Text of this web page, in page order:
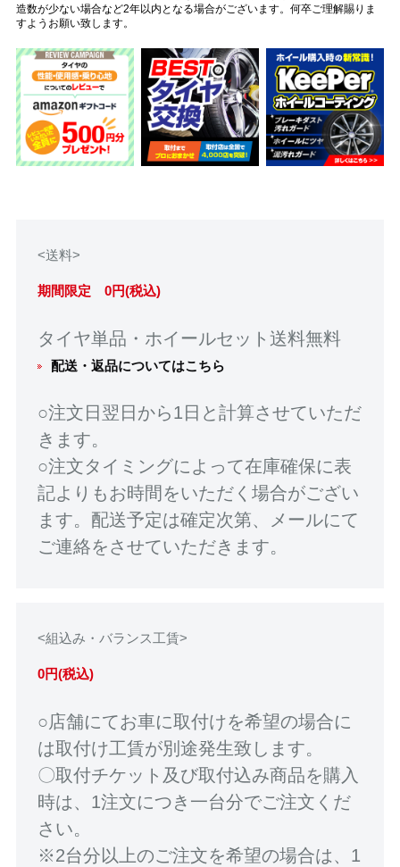
造数が少ない場合など2年以内となる場合がございます。何卒ご理解賜りま
すようお願い致します。
<送料>
期間限定 0円(税込)
タイヤ単品・ホイールセット送料無料
配送・返品についてはこちら
○注文日翌日から1日と計算させていただ
きます。
○注文タイミングによって在庫確保に表
記よりもお時間をいただく場合がござい
ます。配送予定は確定次第、メールにて
ご連絡をさせていただきます。
<組込み・バランス工賃>
0円(税込)
○店舗にてお車に取付けを希望の場合に
は取付け工賃が別途発生致します。
〇取付チケット及び取付込み商品を購入
時は、1注文につき一台分でご注文くだ
さい。
※2台分以上のご注文を希望の場合は、1